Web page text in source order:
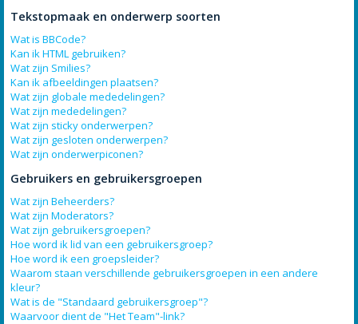
Tekstopmaak en onderwerp soorten
Wat is BBCode?
Kan ik HTML gebruiken?
Wat zijn Smilies?
Kan ik afbeeldingen plaatsen?
Wat zijn globale mededelingen?
Wat zijn mededelingen?
Wat zijn sticky onderwerpen?
Wat zijn gesloten onderwerpen?
Wat zijn onderwerpiconen?
Gebruikers en gebruikersgroepen
Wat zijn Beheerders?
Wat zijn Moderators?
Wat zijn gebruikersgroepen?
Hoe word ik lid van een gebruikersgroep?
Hoe word ik een groepsleider?
Waarom staan verschillende gebruikersgroepen in een andere
kleur?
Wat is de "Standaard gebruikersgroep"?
Waarvoor dient de "Het Team"-link?